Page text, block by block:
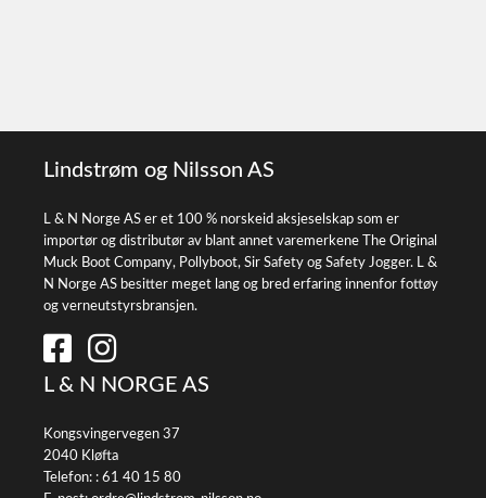
Lindstrøm og Nilsson AS
L & N Norge AS er et 100 % norskeid aksjeselskap som er
importør og distributør av blant annet varemerkene The Original
Muck Boot Company, Pollyboot, Sir Safety og Safety Jogger. L &
N Norge AS besitter meget lang og bred erfaring innenfor fottøy
og verneutstyrsbransjen.
L & N NORGE AS
Kongsvingervegen 37
2040 Kløfta
Telefon: : 61 40 15 80